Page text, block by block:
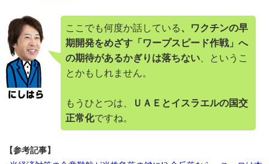
ここでも何度か話している、ワクチンの早
期開発をめざす「ワープスピード作戦」へ
の期待があるかぎりは落ちない 、というこ
とかもしれません。
もうひとつは、
ＵＡＥとイスラエルの国交
正常化ですね。
【参考記事】